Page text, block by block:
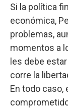
Si la política
económica,
problemas,
momentos a
les debe
corre la
En todo caso,